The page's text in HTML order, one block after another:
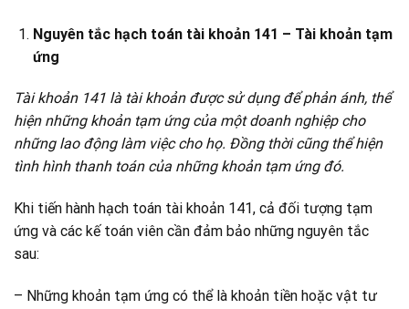
Nguyên tắc hạch toán tài khoản 141 – Tài khoản tạm
ứng
Tài khoản 141 là tài khoản được sử dụng để phản ánh, thể
hiện những khoản tạm ứng của một doanh nghiệp cho
những lao động làm việc cho họ. Đồng thời cũng thể hiện
tình hình thanh toán của những khoản tạm ứng đó.
Khi tiến hành hạch toán tài khoản 141, cả đối tượng tạm
ứng và các kế toán viên cần đảm bảo những nguyên tắc
sau:
– Những khoản tạm ứng có thể là khoản tiền hoặc vật tư